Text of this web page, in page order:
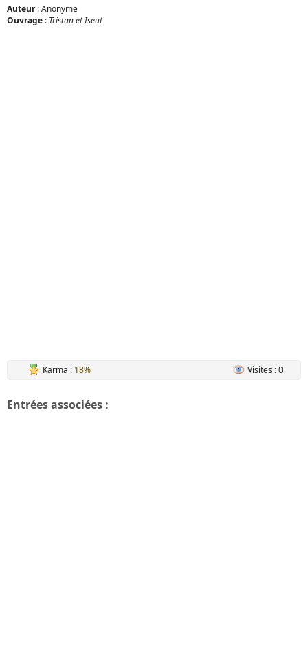
Auteur: Anonyme
Ouvrage : Tristan et Iseut
Karma : 18% Visites : 0
Entrées associées :